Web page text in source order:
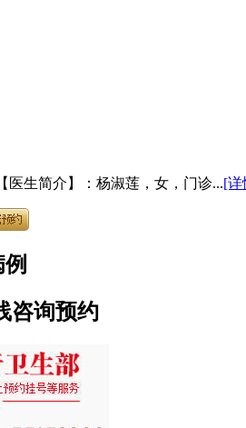
医生简介】：杨淑莲，女，门诊...[详
咨询预约